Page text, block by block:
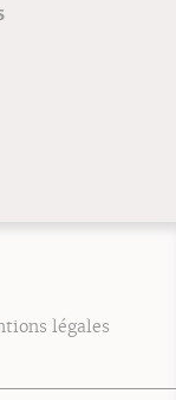
légales